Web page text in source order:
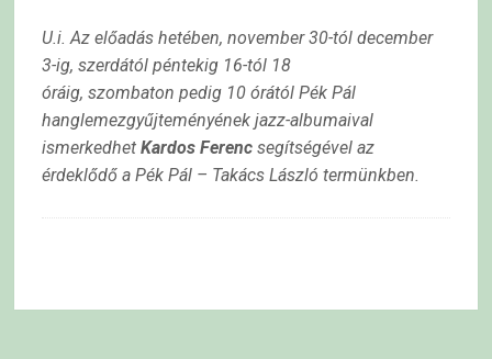
U.i. Az előadás hetében, november 30-tól december
3-ig, szerdától péntekig 16-tól 18
óráig, szombaton pedig 10 órától Pék Pál
hanglemezgyűjteményének jazz-albumaival
ismerkedhetKardos Ferenc segítségével az
érdeklődő a Pék Pál – Takács László termünkben.